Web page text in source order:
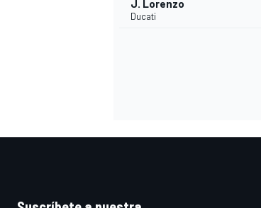
J. Lorenzo
Ducati